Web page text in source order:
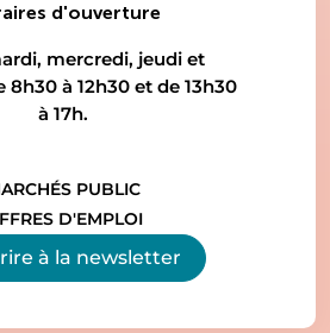
d'ouverture
mercredi, jeudi et
8h30 à 12h30 et de 13h30
à 17h.
PUBLIC
D'EMPLOI
à la newsletter